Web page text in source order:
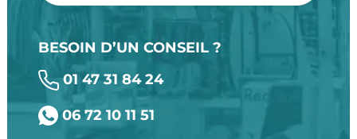
BESOIN D’UN CONSEIL ?
01 47 31 84 24
06 72 10 11 51